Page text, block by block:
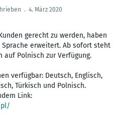
. 4. März 2020
gerecht zu werden, haben
erweitert. Ab sofort steht
auf Polnisch zur Verfügung.
verfügbar: Deutsch, Englisch,
Türkisch und Polnisch.
Link:
pl/